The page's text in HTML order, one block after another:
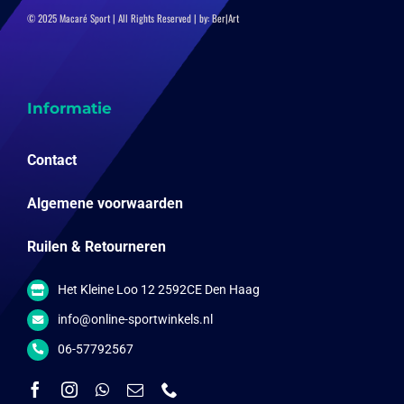
© 2025 Macaré Sport | All Rights Reserved | by:Ber|Art
Informatie
Contact
Algemene voorwaarden
Ruilen & Retourneren
Het Kleine Loo 12 2592CE Den Haag
info@online-sportwinkels.nl
06-57792567